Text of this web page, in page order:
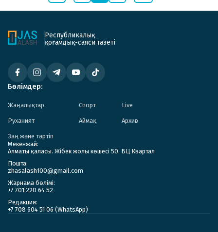
Республикалық
қоғамдық-саяси газеті
Бөлімдер:
Жаңалықтар Спорт Live
Руханият Аймақ Архив
Заң және тәртіп
Мекенжай:
Алматы қаласы. Жібек жолы көшесі 50. БЦ Квартал
Пошта:
zhasalash100@gmail.com
Жарнама бөлімі:
+7 701 220 64 52
Редакция:
+7 708 604 51 06 (WhatsApp)